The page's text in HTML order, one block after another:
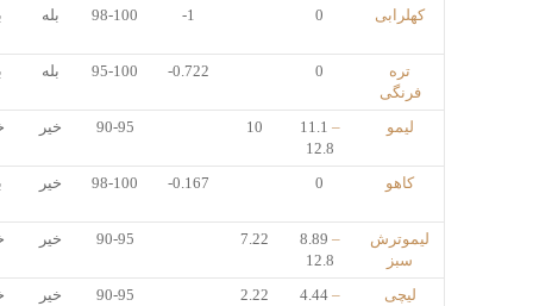
کهلرابی 0
-1
98-100 بله
تره
فرنگی
0
-0.722
95-100 بله
لیمو 11.1 –
12.8
10
90-95 خیر
کاهو 0
-0.167
98-100 خیر
لیموترش
سبز
8.89 –
12.8
7.22
90-95 خیر
لیچی 4.44 –
2.22
90-95 خیر